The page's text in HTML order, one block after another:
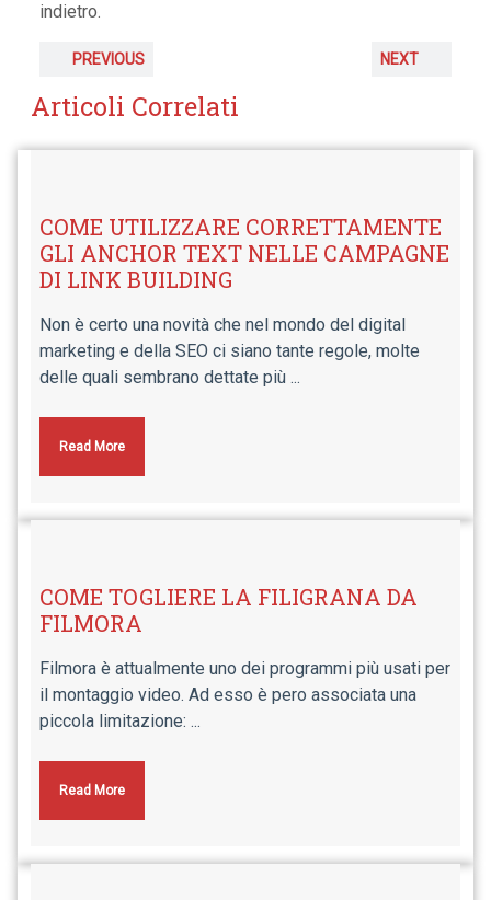
indietro.
PREVIOUS NEXT
Articoli Correlati
COME UTILIZZARE CORRETTAMENTE
GLI ANCHOR TEXT NELLE CAMPAGNE
DI LINK BUILDING
Non è certo una novità che nel mondo del digital
marketing e della SEO ci siano tante regole, molte
delle quali sembrano dettate più ...
Read More
COME TOGLIERE LA FILIGRANA DA
FILMORA
Filmora è attualmente uno dei programmi più usati per
il montaggio video. Ad esso è pero associata una
piccola limitazione: ...
Read More